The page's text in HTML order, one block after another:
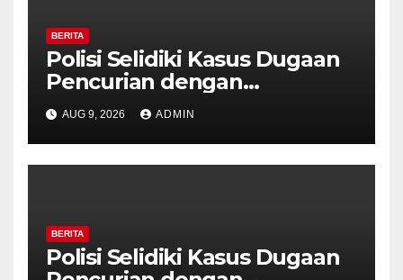
BERITA
Polisi Selidiki Kasus Dugaan
Pencurian dengan
Kekerasan di Counter HP
Royal Phone Ambarawa.
AUG 9, 2026 ADMIN
BERITA
Polisi Selidiki Kasus Dugaan